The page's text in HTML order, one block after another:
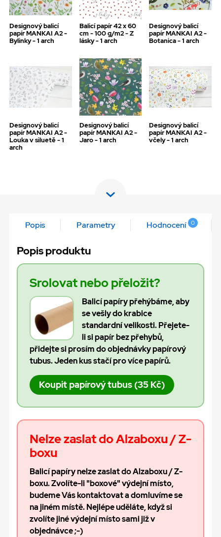
Designový balicí
papír MANKAI A2 -
Bylinky - 1 arch
Balicí papír 42 x 60
cm - 100 g/m2 - Z
lásky - 1 arch
Designový balicí
papír MANKAI A2 -
Botanica - 1 arch
Designový balicí
papír MANKAI A2 -
Louka v siluetě - 1
arch
Designový balicí
papír MANKAI A2 -
Jaro - 1 arch
Designový balicí
papír MANKAI A2 -
včely - 1 arch
Popis Parametry Hodnocení 0
Popis produktu
Srolovat nebo přeložit?
Balicí papíry přehýbáme, aby
se vešly do krabice
standardní velikosti. Přejete-
li si papír bez přehybů,
přidejte si prosím do objednávky papírový
tubus. Jeden kus stačí pro více papírů.
Koupit papírový tubus (35 Kč)
Nelze zaslat do Alzaboxu / Z-
boxu
Balicí papíry nelze zaslat do Alzaboxu / Z-
boxu. Zvolíte-li "boxové" výdejní místo,
budeme Vás kontaktovat a domluvíme se
na jiném místě. Nejlépe uděláte, když si
zvolíte jiné výdejní místo sami již v
objednávce ;-)